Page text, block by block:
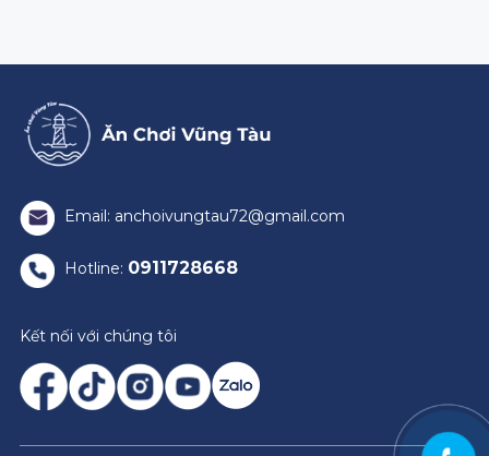
Email: anchoivungtau72@gmail.com
Hotline: 0911728668
Kết nối với chúng tôi